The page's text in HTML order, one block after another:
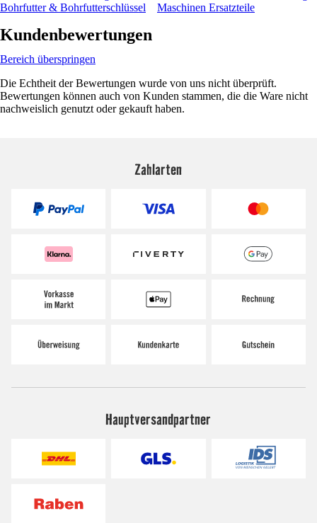
Bohrfutter & Bohrfutterschlüssel
Maschinen Ersatzteile
Kundenbewertungen
Bereich überspringen
Die Echtheit der Bewertungen wurde von uns nicht überprüft.
Bewertungen können auch von Kunden stammen, die die Ware nicht
nachweislich genutzt oder gekauft haben.
Zahlarten
Hauptversandpartner